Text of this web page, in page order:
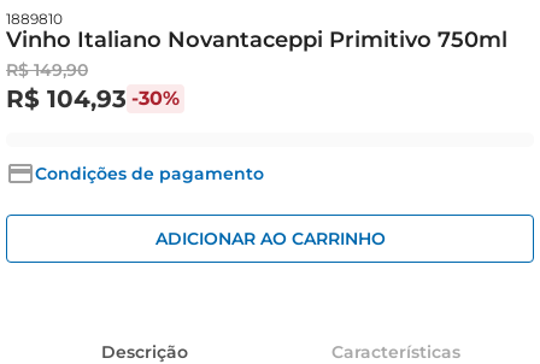
1889810
Vinho Italiano Novantaceppi Primitivo 750ml
R$ 149,90
R$ 104,93 -30%
Condições de pagamento
ADICIONAR AO CARRINHO
Descrição Características
queijo
arroz
azeite
cerveja